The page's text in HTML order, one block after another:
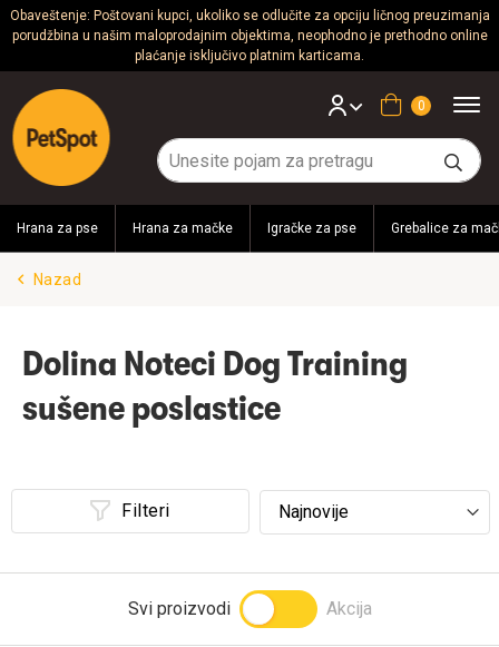
Obaveštenje: Poštovani kupci, ukoliko se odlučite za opciju ličnog preuzimanja
porudžbina u našim maloprodajnim objektima, neophodno je prethodno online
plaćanje isključivo platnim karticama.
Psi
Mačke
Glodari
Brendovi
Blog
Prijavi se
Korpa
Hrana za pse Hrana za mačke Igračke za pse Grebalice za
Nazad
Dolina Noteci Dog Training
sušene poslastice
Filteri
Svi proizvodi Akcija